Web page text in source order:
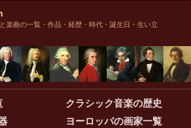
楽曲の一覧・作品・経歴・時代・誕生日・生い立
クラシック音楽の歴史
ヨーロッパの画家一覧